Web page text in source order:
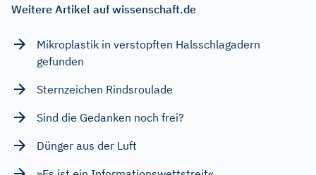
Weitere Artikel auf wissenschaft.de
Mikroplastik in verstopften Halsschlagadern
gefunden
Sternzeichen Rindsroulade
Sind die Gedanken noch frei?
Dünger aus der Luft